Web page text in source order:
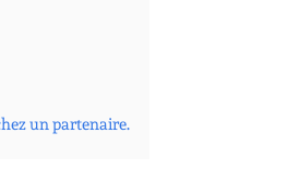
un partenaire.